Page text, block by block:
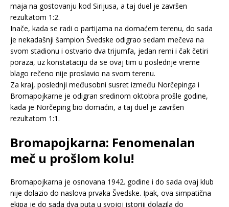
maja na gostovanju kod Sirijusa, a taj duel je završen
rezultatom 1:2.
Inače, kada se radi o partijama na domaćem terenu, do sada
je nekadašnji šampion Švedske odigrao sedam mečeva na
svom stadionu i ostvario dva trijumfa, jedan remi i čak četiri
poraza, uz konstataciju da se ovaj tim u poslednje vreme
blago rečeno nije proslavio na svom terenu.
Za kraj, poslednji međusobni susret između Norčepinga i
Bromapojkarne je odigran sredinom oktobra prošle godine,
kada je Norčeping bio domaćin, a taj duel je završen
rezultatom 1:1.
Bromapojkarna: Fenomenalan
meč u prošlom kolu!
Bromapojkarna je osnovana 1942. godine i do sada ovaj klub
nije dolazio do naslova prvaka Švedske. Ipak, ova simpatična
ekipa je do sada dva puta u svojoj istoriji dolazila do